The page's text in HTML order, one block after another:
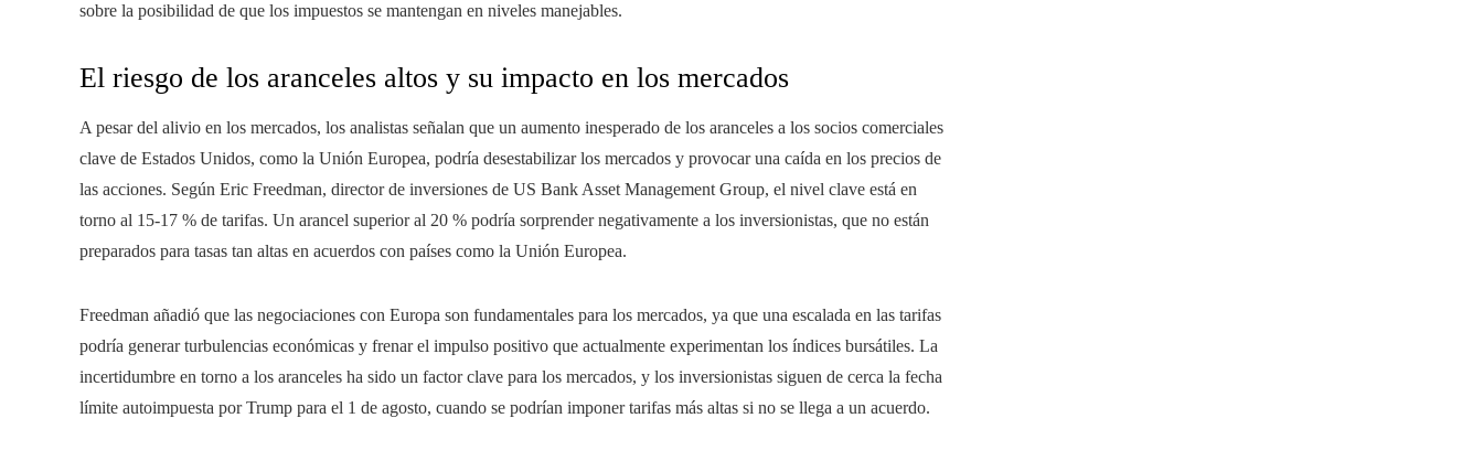
sobre la posibilidad de que los impuestos se mantengan en niveles manejables.
El riesgo de los aranceles altos y su impacto en los mercados
A pesar del alivio en los mercados, los analistas señalan que un aumento inesperado de los aranceles a los socios comerciales
clave de Estados Unidos, como la Unión Europea, podría desestabilizar los mercados y provocar una caída en los precios de
las acciones. Según Eric Freedman, director de inversiones de US Bank Asset Management Group, el nivel clave está en
torno al 15-17 % de tarifas. Un arancel superior al 20 % podría sorprender negativamente a los inversionistas, que no están
preparados para tasas tan altas en acuerdos con países como la Unión Europea.
Freedman añadió que las negociaciones con Europa son fundamentales para los mercados, ya que una escalada en las tarifas
podría generar turbulencias económicas y frenar el impulso positivo que actualmente experimentan los índices bursátiles. La
incertidumbre en torno a los aranceles ha sido un factor clave para los mercados, y los inversionistas siguen de cerca la fecha
límite autoimpuesta por Trump para el 1 de agosto, cuando se podrían imponer tarifas más altas si no se llega a un acuerdo.